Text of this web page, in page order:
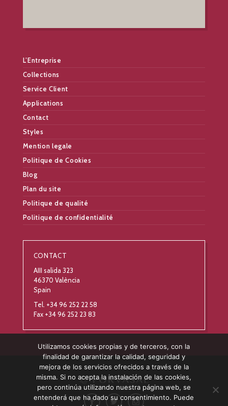
L’Entreprise
Collections
Service Client
Applications
Contact
Styles
Mention legale
Politique de Cookies
Blog
Plan du site
Politique de qualité
Politique de confidentialité
CONTACT
AIII salida 323
46370 València
Spain
Tel. +34 96 252 22 58
Fax +34 96 252 23 83
Utilizamos cookies propias y de terceros, con la
finalidad de garantizar la calidad, seguridad y
mejora de los servicios ofrecidos a través de la
misma. Si no acepta la instalación de las cookies,
pero continúa utilizando nuestra página web, se
entenderá que ha dado su consentimiento. Puede